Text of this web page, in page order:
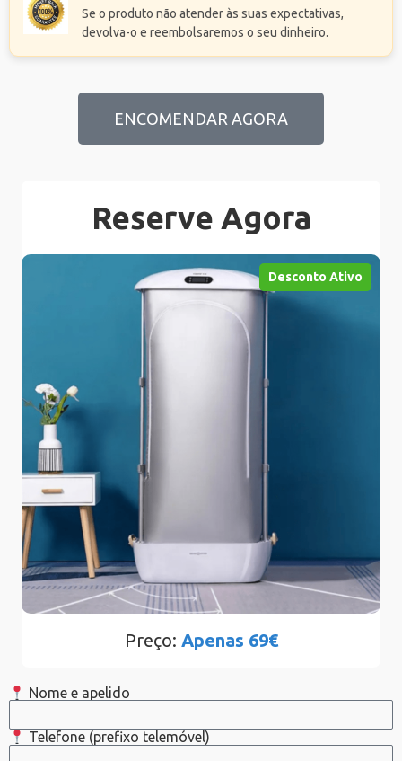
Se o produto não atender às suas expectativas,
devolva-o e reembolsaremos o seu dinheiro.
ENCOMENDAR AGORA
Reserve Agora
Desconto Ativo
Preço: Apenas 69€
Nome e apelido
Telefone (prefixo telemóvel)